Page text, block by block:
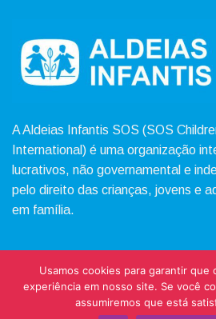
A Aldeias Infantis SOS (SOS
International) é uma organização
lucrativos, não governamental e
pelo direito das crianças, jovens e
em família.
Copyright 2026 © Instituto Bem
reservados.Mantido por
Usamos cookies para garantir que
experiência em nosso site. Se você
assumiremos que está